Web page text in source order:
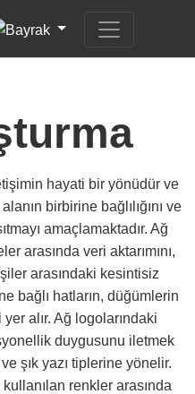
hayati bir yönüdür ve
birbirine bağlılığını ve
amaçlamaktadır. Ağ
arasında veri aktarımını,
arasındaki kesintisiz
bağlı hatların, düğümlerin
alır. Ağ logolarındaki
duygusunu iletmek
şık yazı tiplerine yönelir.
renkler arasında